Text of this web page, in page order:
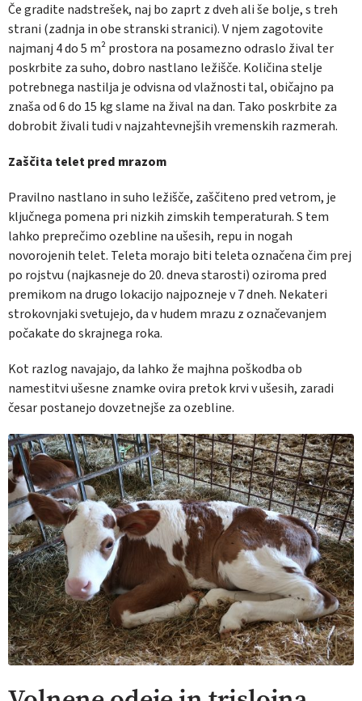
Če gradite nadstrešek, naj bo zaprt z dveh ali še bolje, s treh
strani (zadnja in obe stranski stranici). V njem zagotovite
najmanj 4 do 5 m² prostora na posamezno odraslo žival ter
poskrbite za suho, dobro nastlano ležišče. Količina stelje
potrebnega nastilja je odvisna od vlažnosti tal, običajno pa
znaša od 6 do 15 kg slame na žival na dan. Tako poskrbite za
dobrobit živali tudi v najzahtevnejših vremenskih razmerah.
Zaščita telet pred mrazom
Pravilno nastlano in suho ležišče, zaščiteno pred vetrom, je
ključnega pomena pri nizkih zimskih temperaturah. S tem
lahko preprečimo ozebline na ušesih, repu in nogah
novorojenih telet. Teleta morajo biti teleta označena čim prej
po rojstvu (najkasneje do 20. dneva starosti) oziroma pred
premikom na drugo lokacijo najpozneje v 7 dneh. Nekateri
strokovnjaki svetujejo, da v hudem mrazu z označevanjem
počakate do skrajnega roka.
Kot razlog navajajo, da lahko že majhna poškodba ob
namestitvi ušesne znamke ovira pretok krvi v ušesih, zaradi
česar postanejo dovzetnejše za ozebline.